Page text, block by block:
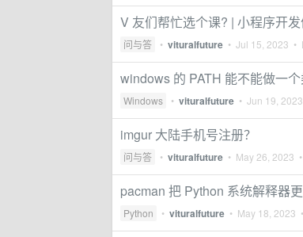
V 友们帮忙选个课? | 小程序开发
问与答 • vituralfuture • Jul 15, 2023 •
windows 的 PATH 能不能做一
Windows • vituralfuture • Jun 19, 2023
imgur 大陆手机号注册？
问与答 • vituralfuture • May 26, 2023
pacman 把 Python 系统解释器
Python • vituralfuture • May 18, 2023